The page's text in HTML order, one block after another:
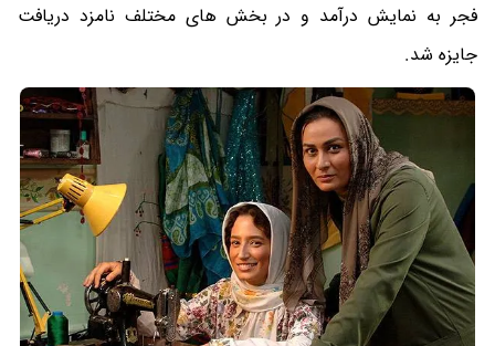
فجر به نمایش درآمد و در بخش های مختلف نامزد دریافت
جایزه شد.